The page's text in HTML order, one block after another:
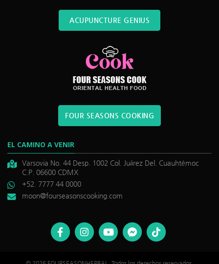
ACUPUNCTURE GENIUS
FOUR SEASONS COOKING
EL CAMINO A VENIR
Varsovia No. 44 Desp. 1002 Col. Juárez Del. Cuauhtémoc
C.P. 06600 CDMX
+52. 7777 44 0000
moon@fourseasonscooking.com
reytina. Todos los derechos reservados.